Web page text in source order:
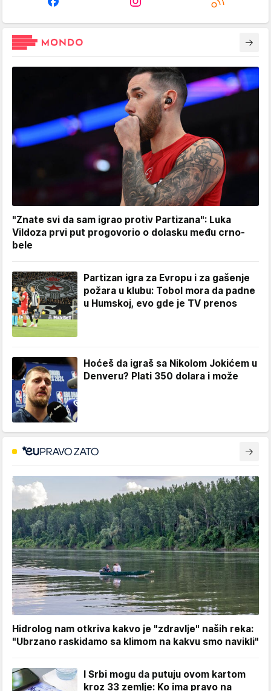
"Znate svi da sam igrao protiv Partizana": Luka
Vildoza prvi put progovorio o dolasku među crno-
bele
Partizan igra za Evropu i za gašenje
požara u klubu: Tobol mora da padne
u Humskoj, evo gde je TV prenos
Hoćeš da igraš sa Nikolom Jokićem u
Denveru? Plati 350 dolara i može
Hidrolog nam otkriva kakvo je "zdravlje" naših reka:
"Ubrzano raskidamo sa klimom na kakvu smo navikli"
I Srbi mogu da putuju ovom kartom
kroz 33 zemlje: Ko ima pravo na